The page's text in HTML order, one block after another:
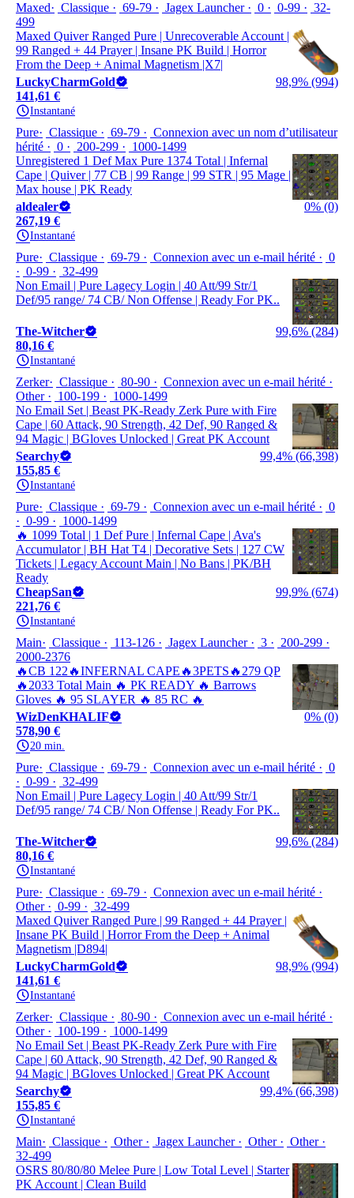
Maxed Classique 69-79 Jagex Launcher 0 0-99
32-
499
Maxed Quiver Ranged Pure | Unrecoverable Account |
99 Ranged + 44 Prayer | Insane PK Build | Horror
From the Deep + Animal Magnetism |X7|
LuckyCharmGold
98,9% (994)
141,61 €
Instantané
Pure Classique 69-79
Connexion avec un nom d’utilisateur
hérité
0 200-299
1000-1499
Unregistered 1 Def Max Pure 1374 Total | Infernal
Cape | Quiver | 77 CB | 99 Range | 99 STR | 95 Mage |
Max house | PK Ready
aldealer
0% (0)
267,19 €
Instantané
Pure Classique 69-79 Connexion avec un e-mail hérité
0
0-99
32-499
Non Email | Pure Lagecy Login | 40 Att/99 Str/1
Def/95 range/ 74 CB/ Non Offense | Ready For PK..
The-Witcher
99,6% (284)
80,16 €
Instantané
Zerker Classique 80-90
Connexion avec un e-mail hérité
Other
100-199
1000-1499
No Email Set | Beast PK-Ready Zerk Pure with Fire
Cape | 60 Attack, 90 Strength, 42 Def, 90 Ranged &
94 Magic | BGloves Unlocked | Great PK Account
Searchy
99,4% (66,398)
155,85 €
Instantané
Pure Classique 69-79 Connexion avec un e-mail hérité
0
0-99
1000-1499
🔥 1099 Total | 1 Def Pure | Infernal Cape | Ava's
Accumulator | BH Hat T4 | Decorative Sets | 127 CW
Tickets | Legacy Account Main | No Bans | PK/BH
Ready
CheapSan
99,9% (674)
221,76 €
Instantané
Main Classique 113-126 Jagex Launcher 3
200-299
2000-2376
🔥CB 122🔥INFERNAL CAPE🔥3PETS🔥279 QP
🔥2033 Total Main 🔥 PK READY 🔥 Barrows
Gloves 🔥 95 SLAYER 🔥 85 RC 🔥
WizDenKHALIF
0% (0)
578,90 €
20 min.
Pure Classique 69-79 Connexion avec un e-mail hérité
0
0-99
32-499
Non Email | Pure Lagecy Login | 40 Att/99 Str/1
Def/95 range/ 74 CB/ Non Offense | Ready For PK..
The-Witcher
99,6% (284)
80,16 €
Instantané
Pure Classique 69-79
Connexion avec un e-mail hérité
Other
0-99
32-499
Maxed Quiver Ranged Pure | 99 Ranged + 44 Prayer |
Insane PK Build | Horror From the Deep + Animal
Magnetism |D894|
LuckyCharmGold
98,9% (994)
141,61 €
Instantané
Zerker Classique 80-90
Connexion avec un e-mail hérité
Other
100-199
1000-1499
No Email Set | Beast PK-Ready Zerk Pure with Fire
Cape | 60 Attack, 90 Strength, 42 Def, 90 Ranged &
94 Magic | BGloves Unlocked | Great PK Account
Searchy
99,4% (66,398)
155,85 €
Instantané
Main Classique Other Jagex Launcher Other
Other
32-499
OSRS 80/80/80 Melee Pure | Low Total Level | Starter
PK Account | Clean Build